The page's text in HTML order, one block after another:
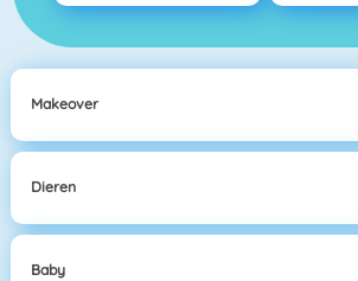
Makeover
Dieren
Baby